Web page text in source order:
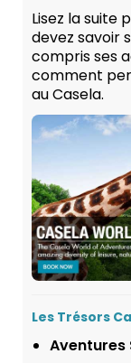
Lisez la suite
devez savoir
compris ses
comment
au Casela.
Les Trésors
Aventures